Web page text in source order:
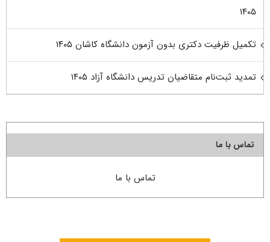
۱۴۰۵
تکمیل ظرفیت دکتری بدون آزمون دانشگاه کاشان ۱۴۰۵
تمدید ثبت‌نام متقاضیان تدریس دانشگاه آزاد ۱۴۰۵
تماس با ما
تماس با ما